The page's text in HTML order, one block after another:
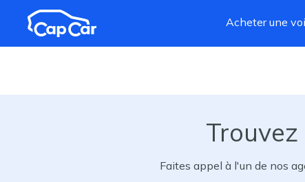
Aller au contenu principal
Acheter une
Faites appel à l'un de nos